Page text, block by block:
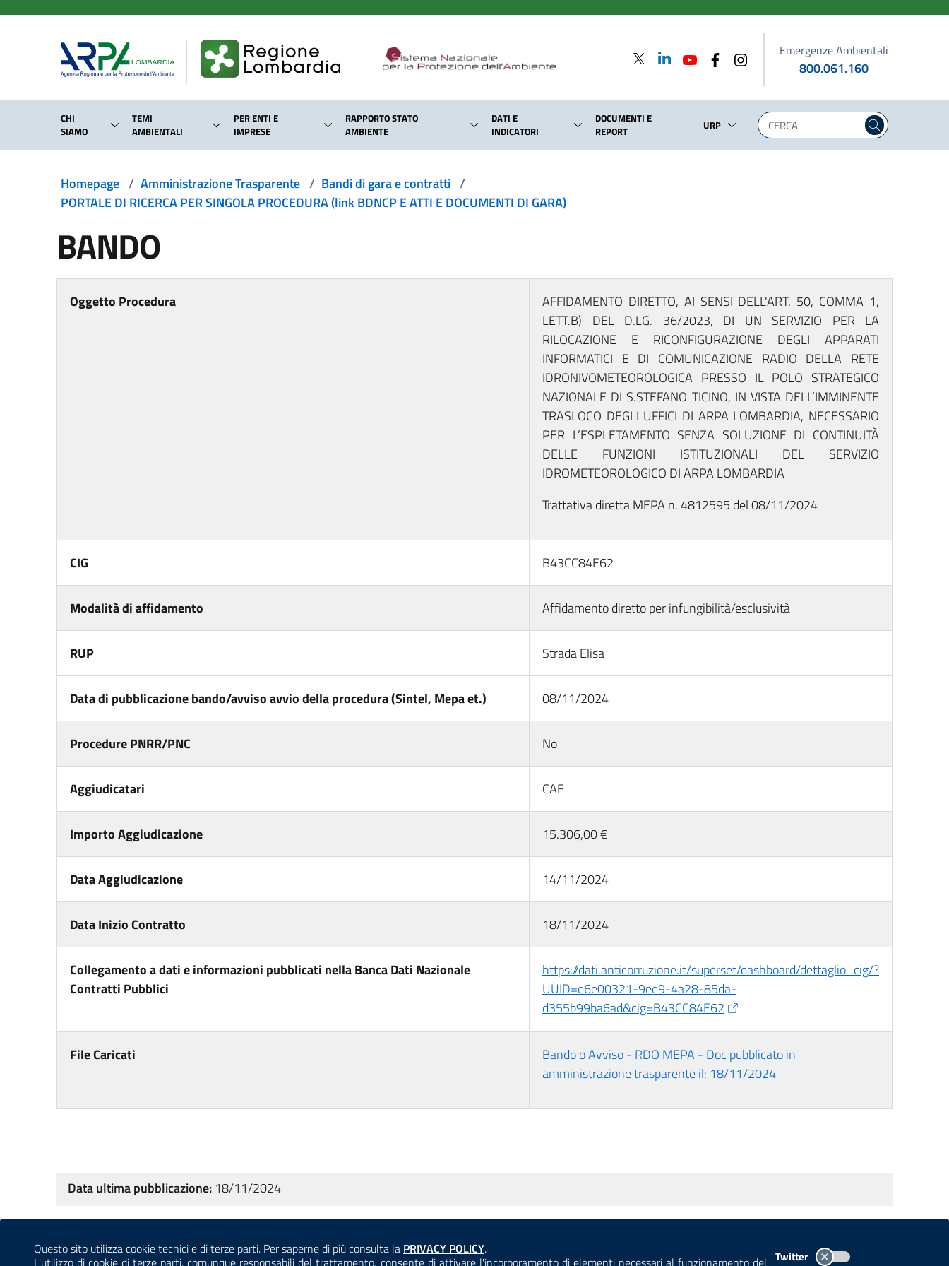
Questo sito utilizza cookie tecnici e di terze parti. Per saperne di più consulta la Consulta la
PRIVACY POLICY.
L'utilizzo di cookie di terze parti, comunque responsabili del trattamento, consente di attivare l'incorporamento di elementi necessari al funzionamento del Twitter
Emergenze Ambientali
800.061.160
CHI
SIAMO
TEMI
AMBIENTALI
PER ENTI E
IMPRESE
RAPPORTO STATO
AMBIENTE
DATI E
INDICATORI
DOCUMENTI E
REPORT
URP
Homepage / Amministrazione Trasparente / Bandi di gara e contratti /
PORTALE DI RICERCA PER SINGOLA PROCEDURA (link BDNCP E ATTI E DOCUMENTI DI GARA)
BANDO
Oggetto Procedura
AFFIDAMENTO DIRETTO, AI SENSI DELL'ART. 50, COMMA 1,
LETT.B) DEL D.LG. 36/2023, DI UN SERVIZIO PER LA
RILOCAZIONE E RICONFIGURAZIONE DEGLI APPARATI
INFORMATICI E DI COMUNICAZIONE RADIO DELLA RETE
IDRONIVOMETEOROLOGICA PRESSO IL POLO STRATEGICO
NAZIONALE DI S.STEFANO TICINO, IN VISTA DELL’IMMINENTE
TRASLOCO DEGLI UFFICI DI ARPA LOMBARDIA, NECESSARIO
PER L’ESPLETAMENTO SENZA SOLUZIONE DI CONTINUITÀ
DELLE FUNZIONI ISTITUZIONALI DEL SERVIZIO
IDROMETEOROLOGICO DI ARPA LOMBARDIA
Trattativa diretta MEPA n. 4812595 del 08/11/2024
CIG B43CC84E62
Modalità di affidamento Affidamento diretto per infungibilità/esclusività
RUP Strada Elisa
Data di pubblicazione bando/avviso avvio della procedura (Sintel, Mepa et.) 08/11/2024
Procedure PNRR/PNC No
Aggiudicatari CAE
Importo Aggiudicazione 15.306,00 €
Data Aggiudicazione 14/11/2024
Data Inizio Contratto 18/11/2024
Collegamento a dati e informazioni pubblicati nella Banca Dati Nazionale
Contratti Pubblici
https://dati.anticorruzione.it/superset/dashboard/dettaglio_cig/?
UUID=e6e00321-9ee9-4a28-85da-
d355b99ba6ad&cig=B43CC84E62
File Caricati
Bando o Avviso - RDO MEPA - Doc pubblicato in
amministrazione trasparente il: 18/11/2024
Data ultima pubblicazione: 18/11/2024
Sezione Link Utili
CONTATTI AMMINISTRAZIONE TRASPARENTE ANTICORRUZIONE ACCESSIBILITÀ AREA DIPENDENTI